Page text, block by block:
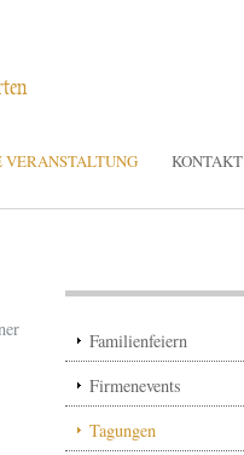
VERANSTALTUNG KONTAKT
Familienfeiern
Firmenevents
Tagungen